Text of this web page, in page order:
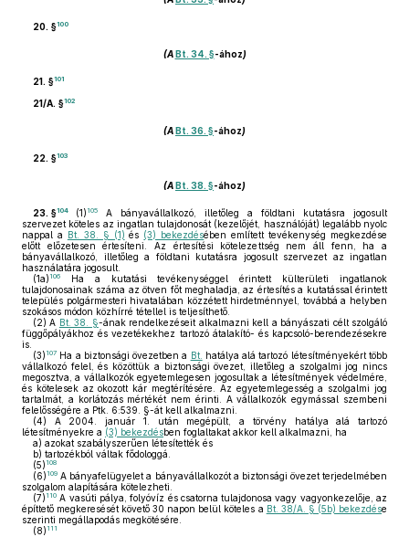
20. §100
(ABt. 34. §-ához)
21. §101
21/A. §102
(ABt. 36. §-ához)
22. §103
(ABt. 38. §-ához)
23. §104 (1) 105
A bányavállalkozó, illetőleg a földtani kutatásra jogosult
szervezet köteles az ingatlan tulajdonosát (kezelőjét, használóját) legalább nyolc
nappal a Bt. 38. § (1) és (3) bekezdésében említett tevékenység megkezdése
előtt előzetesen értesíteni. Az értesítési kötelezettség nem áll fenn, ha a
bányavállalkozó, illetőleg a földtani kutatásra jogosult szervezet az ingatlan
használatára jogosult.
(1a) 106
Ha a kutatási tevékenységgel érintett külterületi ingatlanok
tulajdonosainak száma az ötven főt meghaladja, az értesítés a kutatással érintett
település polgármesteri hivatalában közzétett hirdetménnyel, továbbá a helyben
szokásos módon közhírré tétellel is teljesíthető.
(2) A Bt. 38. §-ának rendelkezéseit alkalmazni kell a bányászati célt szolgáló
függőpályákhoz és vezetékekhez tartozó átalakító- és kapcsoló-berendezésekre
is.
(3) 107 Ha a biztonsági övezetben a Bt. hatálya alá tartozó létesítményekért több
vállalkozó felel, és közöttük a biztonsági övezet, illetőleg a szolgalmi jog nincs
megosztva, a vállalkozók egyetemlegesen jogosultak a létesítmények védelmére,
és kötelesek az okozott kár megtérítésére. Az egyetemlegesség a szolgalmi jog
tartalmát, a korlátozás mértékét nem érinti. A vállalkozók egymással szembeni
felelősségére a Ptk. 6:539. §-át kell alkalmazni.
(4) A 2004. január 1. után megépült, a törvény hatálya alá tartozó
létesítményekre a (3) bekezdésben foglaltakat akkor kell alkalmazni, ha
a) azokat szabályszerűen létesítették és
b) tartozékból váltak fődologgá.
(5) 108
(6) 109 A bányafelügyelet a bányavállalkozót a biztonsági övezet terjedelmében
szolgalom alapítására kötelezheti.
(7) 110 A vasúti pálya, folyóvíz és csatorna tulajdonosa vagy vagyonkezelője, az
építtető megkeresését követő 30 napon belül köteles a Bt. 38/A. § (5b) bekezdése
szerinti megállapodás megkötésére.
(8) 111